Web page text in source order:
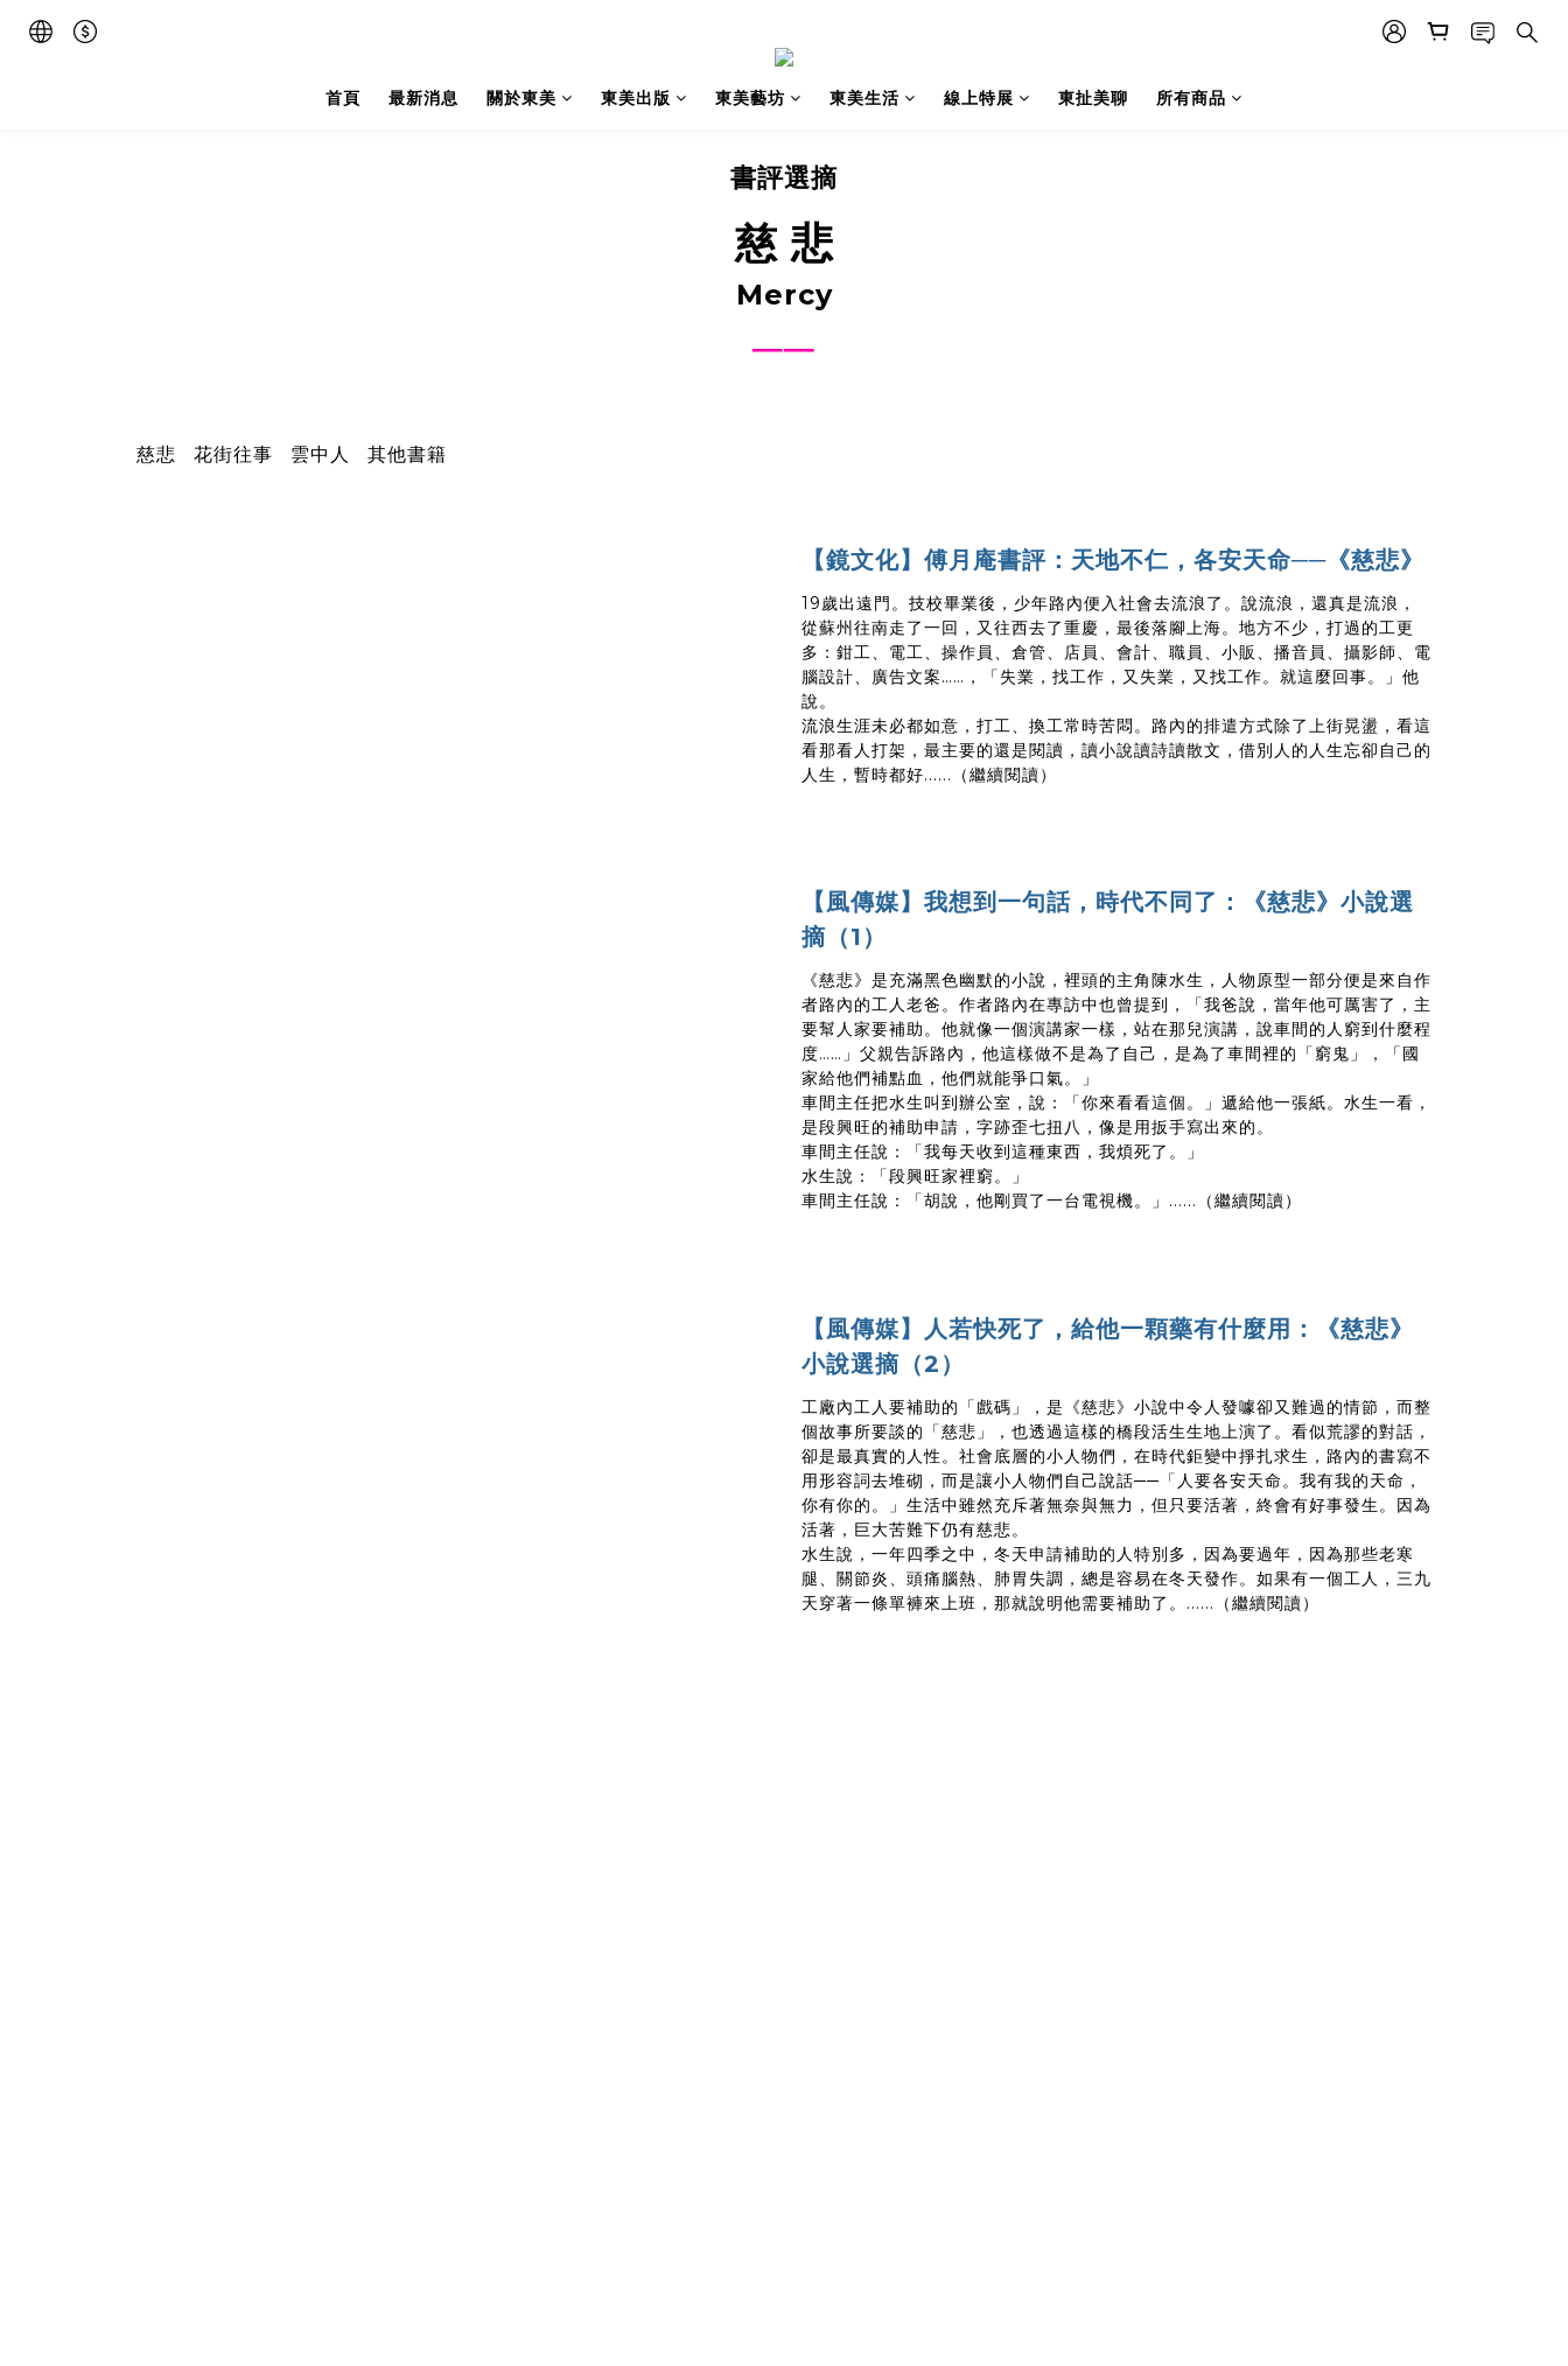
首頁 最新消息 關於東美 東美出版 東美藝坊 東美生活 線上特展 東扯美聊 所有商品
書評選摘
慈 悲
Mercy
──
慈悲 花街往事 雲中人 其他書籍
【鏡文化】傅月庵書評：天地不仁，各安天命──《慈悲》
19歲出遠門。技校畢業後，少年路內便入社會去流浪了。說流浪，還真是流浪，
從蘇州往南走了一回，又往西去了重慶，最後落腳上海。地方不少，打過的工更
多：鉗工、電工、操作員、倉管、店員、會計、職員、小販、播音員、攝影師、電
腦設計、廣告文案……，「失業，找工作，又失業，又找工作。就這麼回事。」他
說。
流浪生涯未必都如意，打工、換工常時苦悶。路內的排遣方式除了上街晃盪，看這
看那看人打架，最主要的還是閱讀，讀小說讀詩讀散文，借別人的人生忘卻自己的
人生，暫時都好......（繼續閱讀）
【風傳媒】我想到一句話，時代不同了：《慈悲》小說選
摘（1）
《慈悲》是充滿黑色幽默的小說，裡頭的主角陳水生，人物原型一部分便是來自作
者路內的工人老爸。作者路內在專訪中也曾提到，「我爸說，當年他可厲害了，主
要幫人家要補助。他就像一個演講家一樣，站在那兒演講，說車間的人窮到什麼程
度……」父親告訴路內，他這樣做不是為了自己，是為了車間裡的「窮鬼」，「國
家給他們補點血，他們就能爭口氣。」
車間主任把水生叫到辦公室，說：「你來看看這個。」遞給他一張紙。水生一看，
是段興旺的補助申請，字跡歪七扭八，像是用扳手寫出來的。
車間主任說：「我每天收到這種東西，我煩死了。」
水生說：「段興旺家裡窮。」
車間主任說：「胡說，他剛買了一台電視機。」......（繼續閱讀）
【風傳媒】人若快死了，給他一顆藥有什麼用：《慈悲》
小說選摘（2）
工廠內工人要補助的「戲碼」，是《慈悲》小說中令人發噱卻又難過的情節，而整
個故事所要談的「慈悲」，也透過這樣的橋段活生生地上演了。看似荒謬的對話，
卻是最真實的人性。社會底層的小人物們，在時代鉅變中掙扎求生，路內的書寫不
用形容詞去堆砌，而是讓小人物們自己說話──「人要各安天命。我有我的天命，
你有你的。」生活中雖然充斥著無奈與無力，但只要活著，終會有好事發生。因為
活著，巨大苦難下仍有慈悲。
水生說，一年四季之中，冬天申請補助的人特別多，因為要過年，因為那些老寒
腿、關節炎、頭痛腦熱、肺胃失調，總是容易在冬天發作。如果有一個工人，三九
天穿著一條單褲來上班，那就說明他需要補助了。......（繼續閱讀）